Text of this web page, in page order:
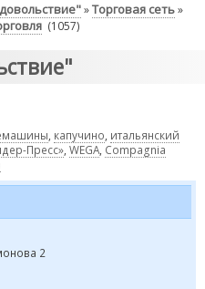
»Торговая сеть»
(1057)
капучино итальянский
Пресс» WEGA Compagnia
2